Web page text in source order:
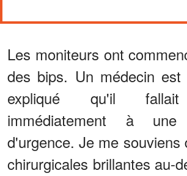
Les moniteurs ont
des bips. Un médecin
expliqué qu'il fallait
immédiatement à une
d'urgence. Je me souviens
chirurgicales brillantes au-